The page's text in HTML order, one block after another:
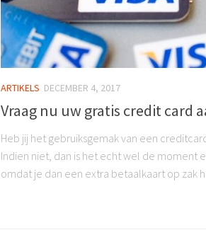
ARTIKELS DECEMBER 4, 2017
Vraag nu uw gratis credit card
Heb jij het gebruiksgemak van een
Indien niet, dan is het echt wel de moment
omdat je dan een extra betaalkaart op zak